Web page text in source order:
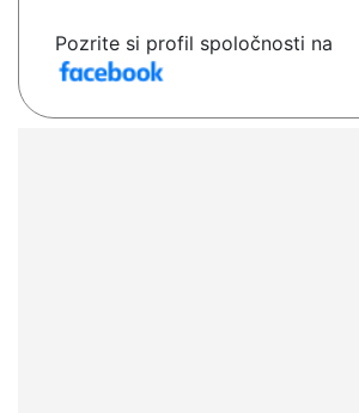
Pozrite si profil spoločnosti na